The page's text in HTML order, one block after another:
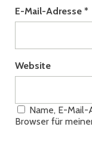
E-Mail-Adresse *
Website
Name, E-Mail-
Browser für